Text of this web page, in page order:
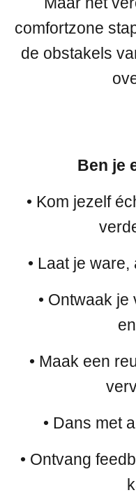
comfortzone
de obstakels
Ben je
• Kom jezelf
• Laat je
• Ontwaak
• Maak een
• Dans met
• Ontvang